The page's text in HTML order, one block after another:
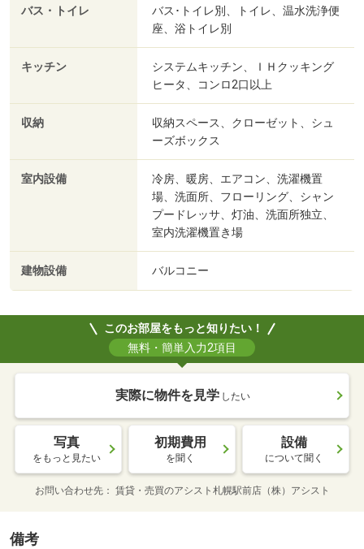
バス・トイレ
バス･トイレ別、トイレ、温水洗浄便
座、浴トイレ別
キッチン
システムキッチン、ＩＨクッキング
ヒータ、コンロ2口以上
収納
収納スペース、クローゼット、シュ
ーズボックス
室内設備
冷房、暖房、エアコン、洗濯機置
場、洗面所、フローリング、シャン
プードレッサ、灯油、洗面所独立、
室内洗濯機置き場
建物設備 バルコニー
このお部屋をもっと知りたい！
無料・簡単入力2項目
実際に物件を見学 したい
写真
をもっと見たい
初期費用
を聞く
設備
について聞く
お問い合わせ先 賃貸・売買のアシスト札幌駅前店（株）アシスト
備考